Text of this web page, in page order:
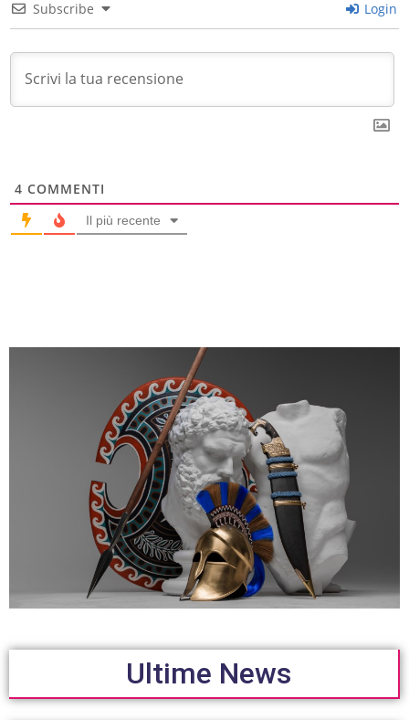
Subscribe Login
4 COMMENTI
Il più recente
Ultime News